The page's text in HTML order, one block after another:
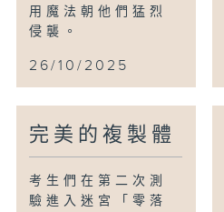
用魔法朝他們猛烈
侵襲。
26/10/2025
完美的複製體
考生們在第二次測
驗進入迷宮「零落